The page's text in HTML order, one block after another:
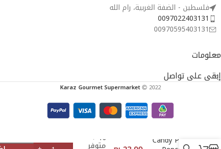
فلسطين - الضفة الغربية، رام الله
0097022403131
00970595403131
معلومات
إبقى على تواصل
Karaz Gourmet Supermarket 2022
Candy POP
10
متوفر